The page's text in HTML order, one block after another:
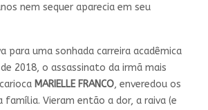
nem sequer aparecia em seu
para uma sonhada carreira acadêmica
2018, o assassinato da irmã mais
MARIELLE FRANCO, enveredou os
família. Vieram então a dor, a raiva (e